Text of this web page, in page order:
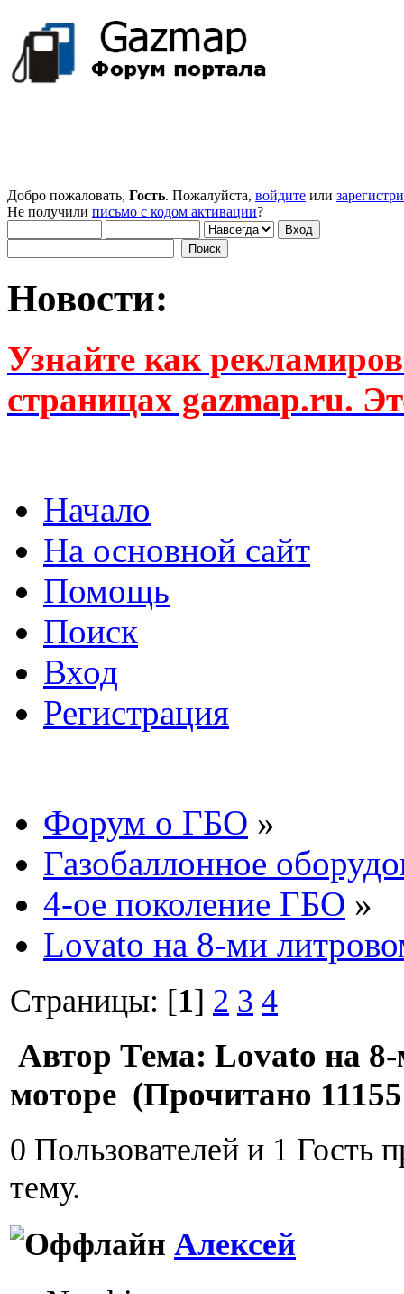
Добро пожаловать, Гость. Пожалуйста, войдите или
Не получили письмо с кодом активации?
Новости:
Узнайте как
страницах gazmap.ru.
Начало
На основной сайт
Помощь
Поиск
Вход
Регистрация
Форум о ГБО »
Газобаллонное
4-ое поколение ГБО »
Lovato на 8-ми
Страницы: [1] 2 3 4
Автор Тема: Lovato на
моторе (Прочитано
0 Пользователей и 1 Гость
тему.
Алексей